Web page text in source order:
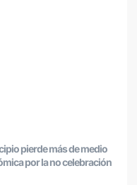
pierde más de medio
por la no celebración